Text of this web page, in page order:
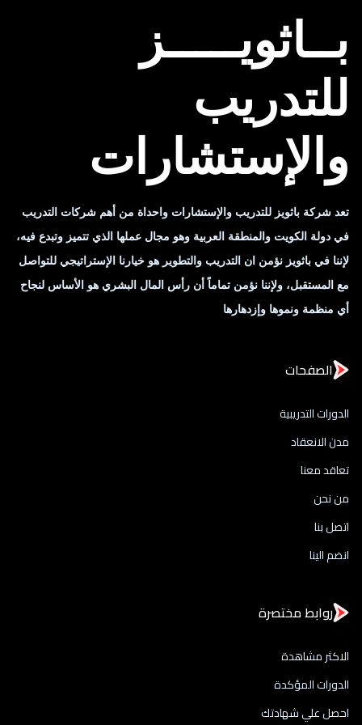
بــاثويـــــز
للتدريب
والإستشارات
تعد شركة باثويز للتدريب والإستشارات واحداة من أهم شركات التدريب
في دولة الكويت والمنطقة العربية وهو مجال عملها الذي تتميز وتبدع فيه،
لإننا في باثويز نؤمن ان التدريب والتطوير هو خيارنا الإستراتيجي للتواصل
مع المستقبل، ولإننا نؤمن تماماً أن رأس المال البشري هو الأساس لنجاح
أي منظمة ونموها وإزدهارها
الصفحات
الدورات التدريبية
مدن الانعقاد
تعاقد معنا
من نحن
اتصل بنا
انضم الينا
روابط مختصرة
الاكثر مشاهدة
الدورات المؤكدة
احصل علي شهادتك